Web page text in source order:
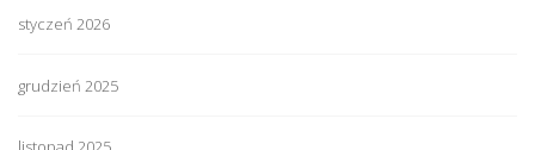
styczeń 2026
grudzień 2025